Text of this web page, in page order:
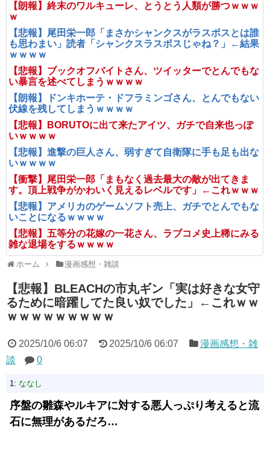
【朗報】終末のワルキューレ、とうとう人類が勝つｗｗｗ
ｗ
【悲報】尾田栄一郎「まさかシャンクスがラスボスとは誰
も思わまい」読者「シャンクスラスボスじゃね？」←結果
ｗｗｗｗ
【悲報】ブックオフバイトさん、ツイッターでとんでもな
い暴言を述べてしまうｗｗｗｗ
【朗報】ドンキホーテ・ドフラミンゴさん、とんでもない
伏線を残してしまうｗｗｗｗ
【悲報】BORUTOに出て来たアイツ、ガチで自来也っぽ
いｗｗｗｗ
【悲報】進撃の巨人さん、弱すぎて自衛隊に手も足も出な
いｗｗｗｗ
【衝撃】尾田栄一郎「まもなく過去最大の敵が出てきま
す。頂上戦争がかわいく見えるレベルです」←これｗｗｗ
【悲報】アメリカのゲームソフト売上、ガチでとんでもな
いことになるｗｗｗｗ
【悲報】五等分の花嫁の一花さん、ラブコメ史上稀にみる
雑な退場をするｗｗｗｗ
ホーム 漫画感想・雑談
【悲報】BLEACHの市丸ギン「実は好きな女守
るために暗躍してた良い奴でした」←これｗｗ
ｗｗｗｗｗｗｗｗｗ
2025/10/6 06:07 2025/10/6 06:07
漫画感想・雑
談
0
1: ななし
序盤の雛森やルキアに対する悪人っぷり考えると流
石に無理があるだろ…